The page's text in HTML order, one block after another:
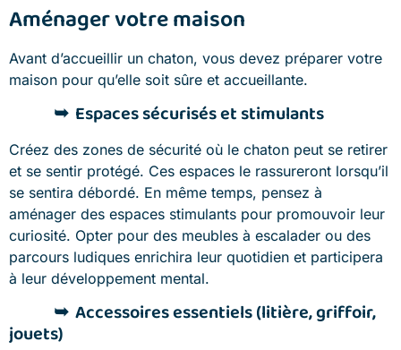
Aménager votre maison
Avant d’accueillir un chaton, vous devez préparer votre
maison pour qu’elle soit sûre et accueillante.
Espaces sécurisés et stimulants
Créez des zones de sécurité où le chaton peut se retirer
et se sentir protégé. Ces espaces le rassureront lorsqu’il
se sentira débordé. En même temps, pensez à
aménager des espaces stimulants pour promouvoir leur
curiosité. Opter pour des meubles à escalader ou des
parcours ludiques enrichira leur quotidien et participera
à leur développement mental.
Accessoires essentiels (litière, griffoir,
jouets)